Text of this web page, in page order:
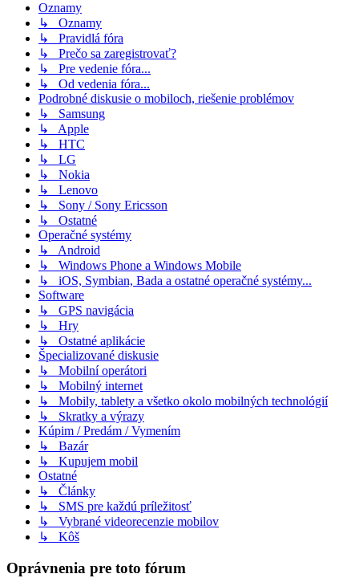
Oznamy
↳ Oznamy
↳ Pravidlá fóra
↳ Prečo sa zaregistrovať?
↳ Pre vedenie fóra...
↳ Od vedenia fóra...
Podrobné diskusie o mobiloch, riešenie problémov
↳ Samsung
↳ Apple
↳ HTC
↳ LG
↳ Nokia
↳ Lenovo
↳ Sony / Sony Ericsson
↳ Ostatné
Operačné systémy
↳ Android
↳ Windows Phone a Windows Mobile
↳ iOS, Symbian, Bada a ostatné operačné systémy...
Software
↳ GPS navigácia
↳ Hry
↳ Ostatné aplikácie
Špecializované diskusie
↳ Mobilní operátori
↳ Mobilný internet
↳ Mobily, tablety a všetko okolo mobilných technológií
↳ Skratky a výrazy
Kúpim / Predám / Vymením
↳ Bazár
↳ Kupujem mobil
Ostatné
↳ Články
↳ SMS pre každú príležitosť
↳ Vybrané videorecenzie mobilov
↳ Kôš
Oprávnenia pre toto fórum